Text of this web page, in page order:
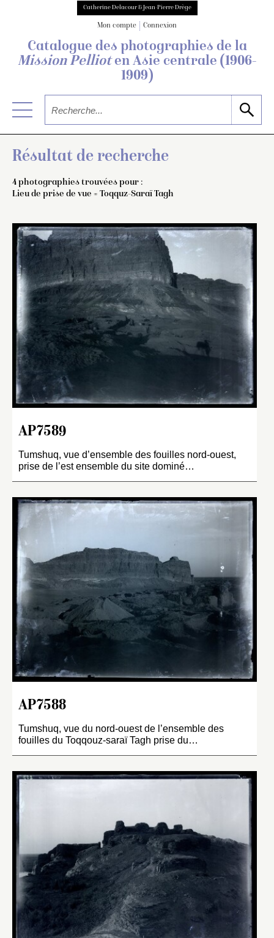
Catherine Delacour & Jean-Pierre Drège
Mon compte Connexion
Catalogue des photographies de la
Mission Pellioten Asie centrale (1906-
1909)
Résultat de recherche
4 photographies trouvées pour :
Lieu de prise de vue = Toqquz-Saraï Tagh
AP7589
Tumshuq, vue d’ensemble des fouilles nord-ouest,
prise de l’est ensemble du site dominé…
AP7588
Tumshuq, vue du nord-ouest de l’ensemble des
fouilles du Toqqouz-saraï Tagh prise du…